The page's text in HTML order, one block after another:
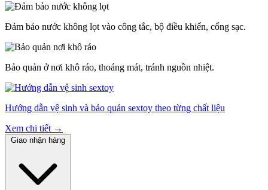
Đảm bảo nước không lọt vào công tắc, bộ điều khiển, cổng sạc.
Bảo quản ở nơi khô ráo, thoáng mát, tránh nguồn nhiệt.
Hướng dẫn vệ sinh và bảo quản sextoy theo từng chất liệu
Xem chi tiết →
Giao nhận hàng